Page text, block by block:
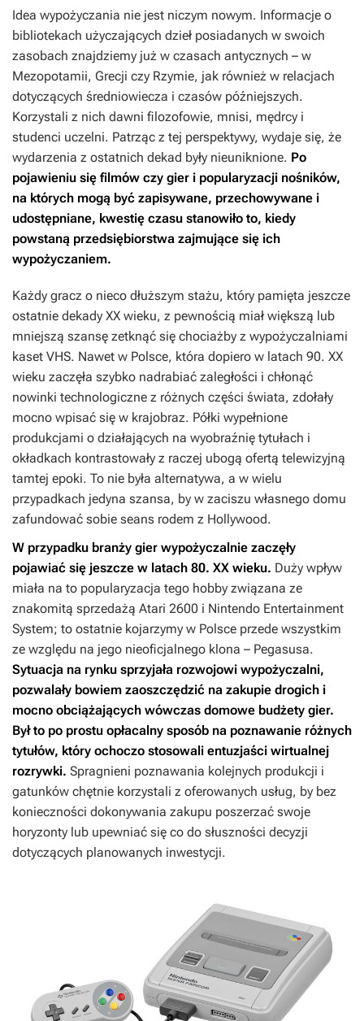
Idea wypożyczania nie jest niczym nowym. Informacje o
bibliotekach użyczających dzieł posiadanych w swoich
zasobach znajdziemy już w czasach antycznych – w
Mezopotamii, Grecji czy Rzymie, jak również w relacjach
dotyczących średniowiecza i czasów późniejszych.
Korzystali z nich dawni filozofowie, mnisi, mędrcy i
studenci uczelni. Patrząc z tej perspektywy, wydaje się, że
wydarzenia z ostatnich dekad były nieuniknione. Po
pojawieniu się filmów czy gier i popularyzacji nośników,
na których mogą być zapisywane, przechowywane i
udostępniane, kwestię czasu stanowiło to, kiedy
powstaną przedsiębiorstwa zajmujące się ich
wypożyczaniem.
Każdy gracz o nieco dłuższym stażu, który pamięta jeszcze
ostatnie dekady XX wieku, z pewnością miał większą lub
mniejszą szansę zetknąć się chociażby z wypożyczalniami
kaset VHS. Nawet w Polsce, która dopiero w latach 90. XX
wieku zaczęła szybko nadrabiać zaległości i chłonąć
nowinki technologiczne z różnych części świata, zdołały
mocno wpisać się w krajobraz. Półki wypełnione
produkcjami o działających na wyobraźnię tytułach i
okładkach kontrastowały z raczej ubogą ofertą telewizyjną
tamtej epoki. To nie była alternatywa, a w wielu
przypadkach jedyna szansa, by w zaciszu własnego domu
zafundować sobie seans rodem z Hollywood.
W przypadku branży gier wypożyczalnie zaczęły
pojawiać się jeszcze w latach 80. XX wieku. Duży wpływ
miała na to popularyzacja tego hobby związana ze
znakomitą sprzedażą Atari 2600 i Nintendo Entertainment
System; to ostatnie kojarzymy w Polsce przede wszystkim
ze względu na jego nieoficjalnego klona – Pegasusa.
Sytuacja na rynku sprzyjała rozwojowi wypożyczalni,
pozwalały bowiem zaoszczędzić na zakupie drogich i
mocno obciążających wówczas domowe budżety gier.
Był to po prostu opłacalny sposób na poznawanie różnych
tytułów, który ochoczo stosowali entuzjaści wirtualnej
rozrywki. Spragnieni poznawania kolejnych produkcji i
gatunków chętnie korzystali z oferowanych usług, by bez
konieczności dokonywania zakupu poszerzać swoje
horyzonty lub upewniać się co do słuszności decyzji
dotyczących planowanych inwestycji.